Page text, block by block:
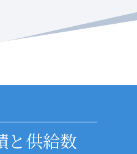
と供給数